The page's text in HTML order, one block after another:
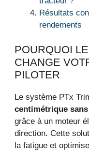
Résultats
rendements
POURQUOI
CHANGE
PILOTER
Le système PTx
centimétrique
grâce à un moteur
direction. Cette
la fatigue et